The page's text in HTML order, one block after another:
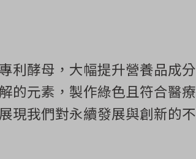
利酵母，大幅提升營養品成分
的元素，製作綠色且符合醫療
現我們對永續發展與創新的不